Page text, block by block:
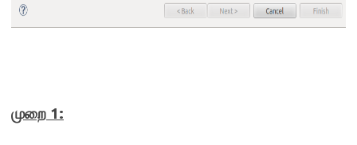
முறை 1: